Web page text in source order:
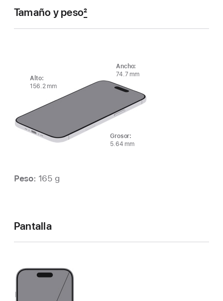
Tamaño y peso2
Ancho:
74.7 mm
Alto:
156.2 mm
Grosor:
5.64 mm
Peso: 165 g
Pantalla